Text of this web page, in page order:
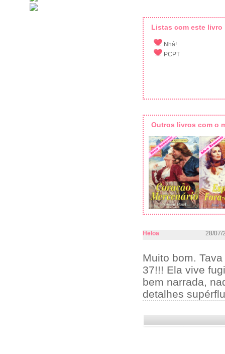
Listas com este livro
Nhá!
PCPT
Outros livros com o
Heloa 28/07/
Muito bom.
37!!! Ela vive
bem narrada,
detalhes